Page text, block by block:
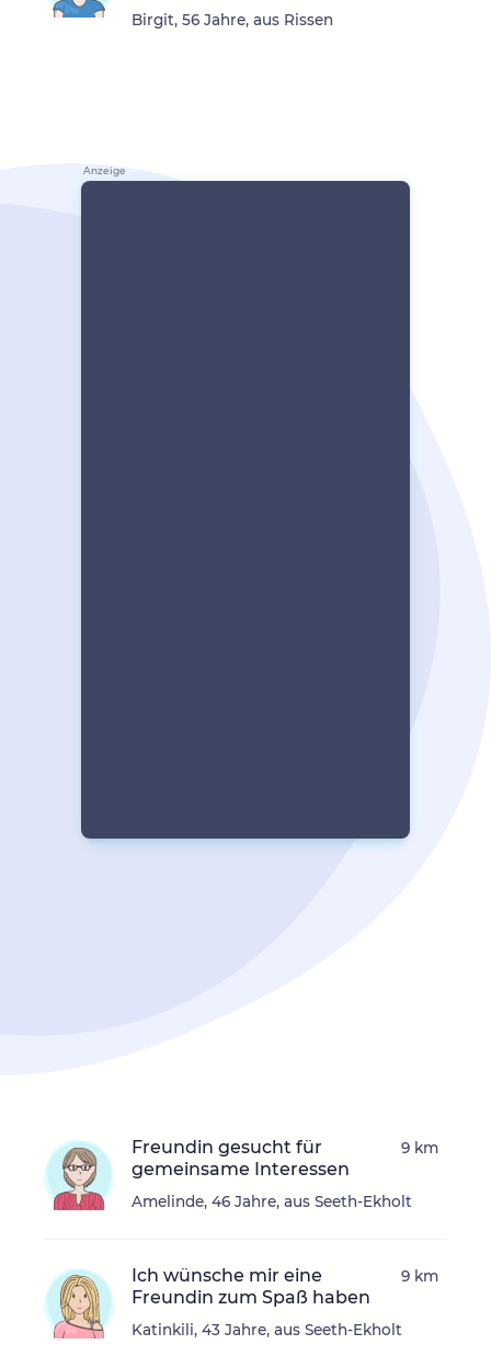
Birgit, 56 Jahre, aus Rissen
Freundin gesucht für
gemeinsame Interessen
Amelinde, 46 Jahre, aus Seeth-Ekholt
9 km
Ich wünsche mir eine
Freundin zum Spaß haben
Katinkili, 43 Jahre, aus Seeth-Ekholt
9 km